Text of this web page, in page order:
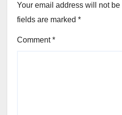
Your email address will not
fields are marked *
Comment*